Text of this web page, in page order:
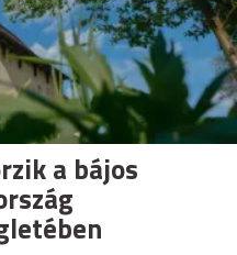
a bájos